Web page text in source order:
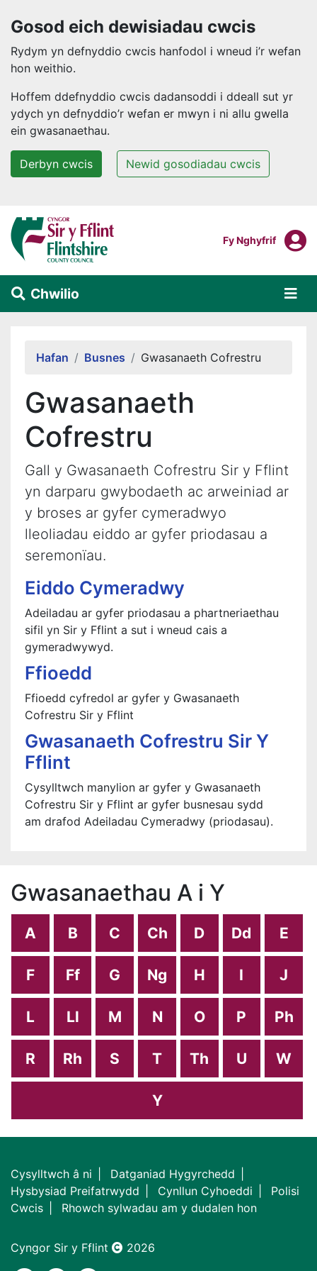
Gosod eich dewisiadau cwcis
Rydym yn defnyddio cwcis hanfodol i wneud i’r wefan
hon weithio.
Hoffem ddefnyddio cwcis dadansoddi i ddeall sut yr
ydych yn defnyddio’r wefan er mwyn i ni allu gwella
ein gwasanaethau.
Derbyn cwcis Newid gosodiadau cwcis
Neidio i'r prif gynnwys
Mewngofnodi I
Fy Nghyfrif
Chwilio
Hafan Busnes Gwasanaeth Cofrestru
Gwasanaeth
Cofrestru
Gall y Gwasanaeth Cofrestru Sir y Fflint
yn darparu gwybodaeth ac arweiniad ar
y broses ar gyfer cymeradwyo
lleoliadau eiddo ar gyfer priodasau a
seremonïau.
Eiddo Cymeradwy
Adeiladau ar gyfer priodasau a phartneriaethau
sifil yn Sir y Fflint a sut i wneud cais a
gymeradwywyd.
Ffioedd
Ffioedd cyfredol ar gyfer y Gwasanaeth
Cofrestru Sir y Fflint
Gwasanaeth Cofrestru Sir Y
Fflint
Cysylltwch manylion ar gyfer y Gwasanaeth
Cofrestru Sir y Fflint ar gyfer busnesau sydd
am drafod Adeiladau Cymeradwy (priodasau).
Gwasanaethau A i Y
A B C Ch D Dd E
F Ff G Ng H I J
L Ll M N O P Ph
R Rh S T Th U W
Y
Cysylltwch â ni
Datganiad Hygyrchedd
Hysbysiad Preifatrwydd
Cynllun Cyhoeddi
Polisi
Cwcis
Rhowch sylwadau am y dudalen hon
Cyngor Sir y Fflint 2026